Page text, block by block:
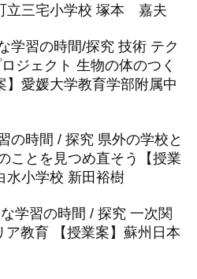
立三宅小学校 塚本 嘉夫
学習の時間/探究 技術 テク
ジェクト 生物の体のつく
】愛媛大学教育学部附属中
の時間 / 探究 県外の学校と
ことを見つめ直そう【授業
水小学校 新田裕樹
学習の時間 / 探究 一次関
教育 【授業案】蘇州日本